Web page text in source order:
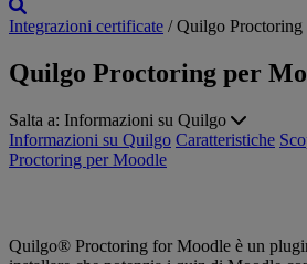
Integrazioni certificate /Quilgo Proctoring
Quilgo Proctoring per
Salta a: Informazioni su Quilgo
Informazioni su Quilgo Caratteristiche
Proctoring per Moodle
Quilgo®️ Proctoring for Moodle è un